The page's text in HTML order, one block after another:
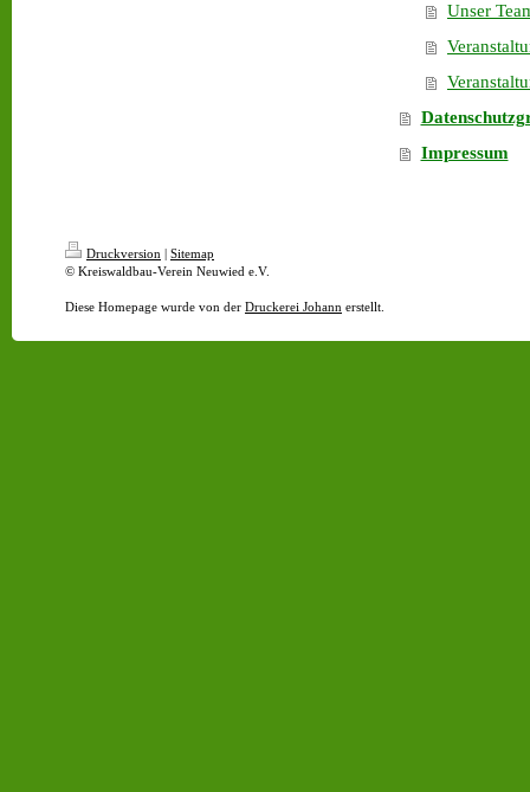
Unser
Impressum
Druckversion | Sitemap
© Kreiswaldbau-Verein Neuwied e.V.
Diese Homepage wurde von der Druckerei Johann erstellt.